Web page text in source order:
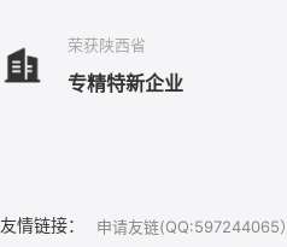
荣获陕西省
专精特新企业
友情链接： 申请友链(QQ:597244065）